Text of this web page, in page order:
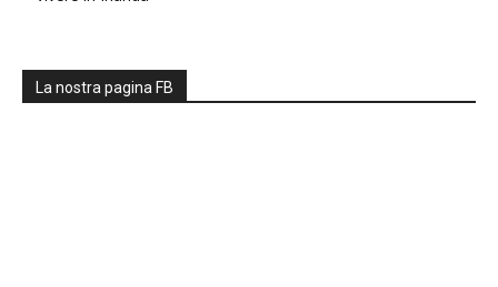
La nostra pagina FB